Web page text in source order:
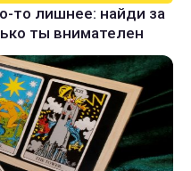
то лишнее: найди за
ты внимателен